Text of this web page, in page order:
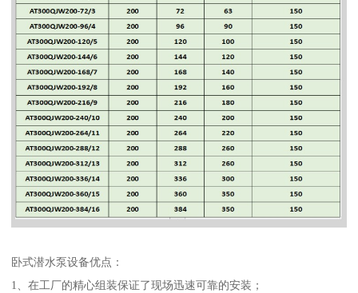
卧式潜水泵设备优点：
1、在工厂的精心组装保证了现场迅速可靠的安装；